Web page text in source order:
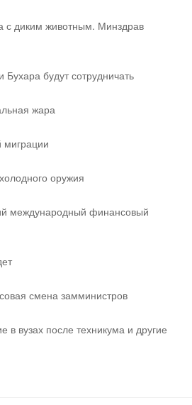
с диким животным. Минздрав
Бухара будут сотрудничать
жара
миграции
оружия
международный финансовый
смена замминистров
в вузах после техникума и другие